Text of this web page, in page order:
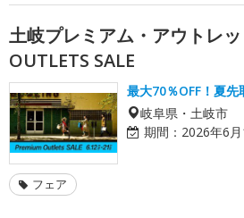
土岐プレミアム・アウトレ
OUTLETS SALE
最大70％OFF！夏
岐阜県・土岐市
期間： 2026年6
フェア